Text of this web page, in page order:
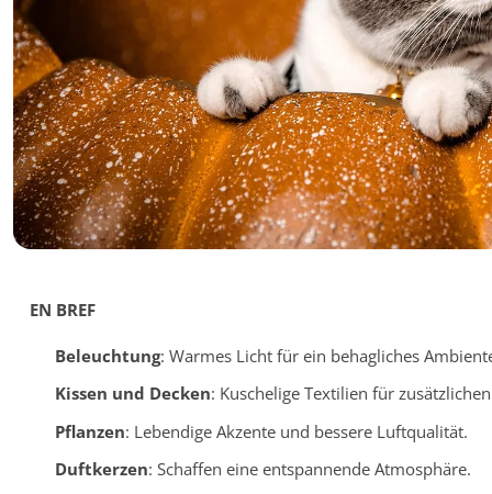
EN BREF
Beleuchtung: Warmes Licht für ein behagliches
Kissen und Decken: Kuschelige Textilien für
Pflanzen: Lebendige Akzente und bessere Luftqualität.
Duftkerzen: Schaffen eine entspannende Atmosphäre.